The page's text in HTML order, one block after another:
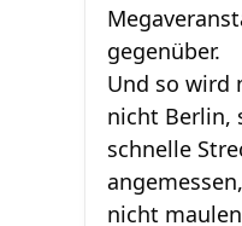
gegenüber.
Und so wird
nicht Berlin,
schnelle
nicht